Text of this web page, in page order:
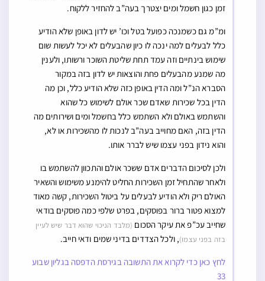
זמן כגון חשמל ומים יצטרך בעה”ב להחזיר ללקוח.
ומ”מ גם כשמנכה כפועל בטל וכו’ יש לדון באופן שלא הודיע
כלל לבעלים למה ינכה לו כיון שהבעלים לא יכל לעשות שום
שימוש בינתיים וזה עמד תחת שליטת השוכר ורשותו, ולענין
מה שמנע מהבעלים פחת והוצאות יש לדון בזה במקור
הסברא הנ”ל ומה הדין באופן כזה שלא הודיע כלל, וכן מה
הדין בכל שכירות שאדם שכר אולם לשימוש כל שהוא
והשתמש באולם ולא השתמש כלל בחשמל ומים ושירותים מה
הדין בזה, האם מחוייב בעה”ב לנכות לו מהשכירות או לא,
והוא נידון בפני עצמו שיש לברר אותו.
ולכן לסיכום הדברים אדם ששכר אולם והתכוון להשתמש בו
ולאחר שהתחיל זמן השכירות החליט להימנע משימוש והשאיר
האולם ריק ולא הודיע לבעלים על ביטול השכירות, קשה מאוד
למצוא פטור ברור בפוסקים, בפרט שלפי כמה פוסקים בודאי
שחייב עכ”פ את עיקר הסכום (מלבד הניכוי שהוא דבר שיש לעיין
בזה בפני עצמו), ולכל הצדדים בדיני שמים ודאי חייב.
לחץ כאן כדי לקרוא את התשובה בגירסת הדפסה בגליון שבוע
33